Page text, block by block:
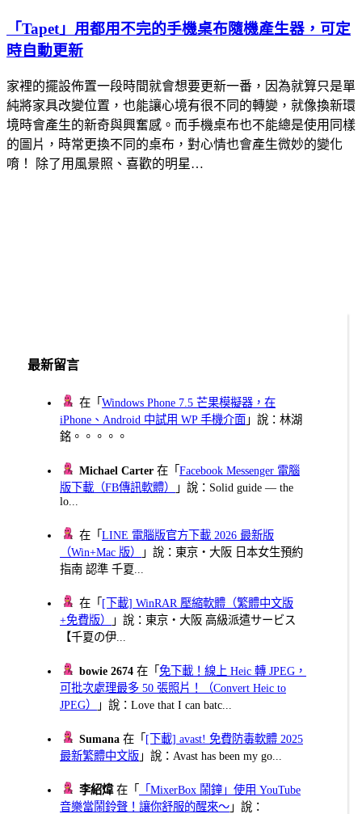
「Tapet」用都用不完的手機桌布隨機產生器，可定
時自動更新
家裡的擺設佈置一段時間就會想要更新一番，因為就算只是單
純將家具改變位置，也能讓心境有很不同的轉變，就像換新環
境時會產生的新奇與興奮感。而手機桌布也不能總是使用同樣
的圖片，時常更換不同的桌布，對心情也會產生微妙的變化
唷！ 除了用風景照、喜歡的明星…
最新留言
在「Windows Phone 7.5 芒果模擬器，在
iPhone、Android 中試用 WP 手機介面 」說：林湖
銘。。。。。
Michael Carter 在「Facebook Messenger 電腦
版下載（FB傳訊軟體）
」說：Solid guide — the
lo...
在「LINE 電腦版官方下載 2026 最新版
（Win+Mac 版）
」說：東京・大阪 日本女生預約
指南 認準 千夏...
在「 [下載] WinRAR 壓縮軟體（繁體中文版
+免費版）
」說：東京・大阪 高級派遣サービス
【千夏の伊...
bowie 2674 在「免下載！線上 Heic 轉 JPEG，
可批次處理最多 50 張照片！（Convert Heic to
JPEG）
」說：Love that I can batc...
Sumana 在「 [下載] avast! 免費防毒軟體 2025
最新繁體中文版 」說：Avast has been my go...
李紹煒在「
「MixerBox 鬧鐘」使用 YouTube
音樂當鬧鈴聲！讓你舒服的醒來～ 」說：